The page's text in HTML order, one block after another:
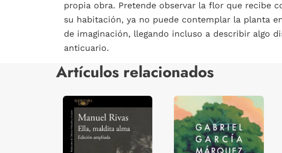
propia obra. Pretende observar la flor que recibe
su habitación, ya no puede contemplar la planta
de imaginación, llegando incluso a describir algo
anticuario.
Artículos relacionados